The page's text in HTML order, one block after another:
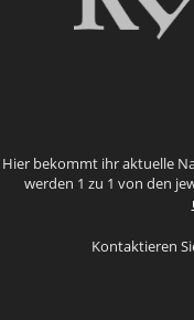
Hier bekommt ihr aktuelle
werden 1 zu 1 von den
Kontaktieren